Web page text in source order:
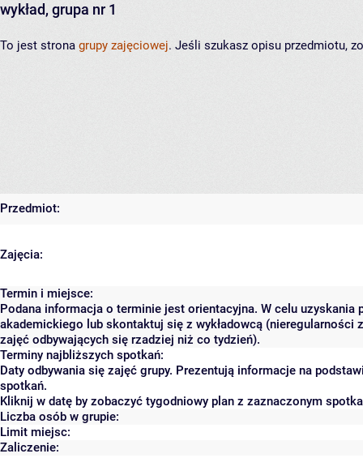
wykład, grupa nr 1
To jest strona grupy zajęciowej. Jeśli szukasz opisu przedmiotu,
Przedmiot:
Zajęcia:
Termin i miejsce:
Podana informacja o terminie jest orientacyjna. W celu
akademickiego lub skontaktuj się z wykładowcą (nieregularności
zajęć odbywających się rzadziej niż co tydzień).
Terminy najbliższych spotkań:
Daty odbywania się zajęć grupy. Prezentują informacje na
spotkań.
Kliknij w datę by zobaczyć tygodniowy plan z zaznaczonym
Liczba osób w grupie:
Limit miejsc:
Zaliczenie: